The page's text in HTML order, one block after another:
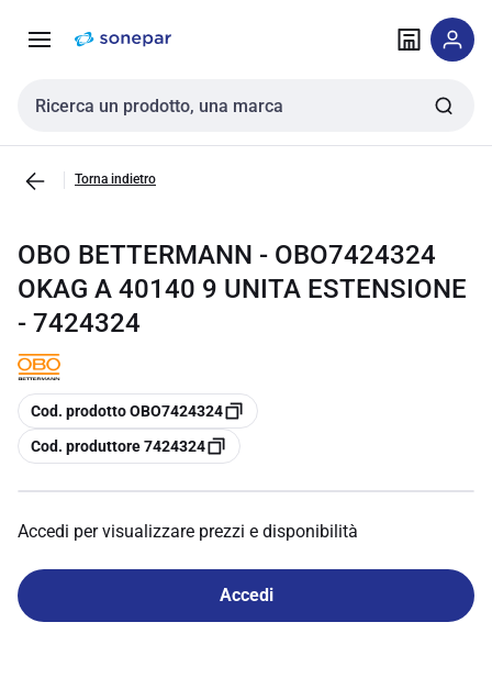
navigazione alla
Cerca input
Torna indietro
OBO BETTERMANN - OBO7424324
OKAG A 40140 9 UNITA ESTENSIONE
- 7424324
copia
Cod. prodotto OBO7424324
copia
Cod. produttore 7424324
Accedi per visualizzare prezzi e disponibilità
Accedi